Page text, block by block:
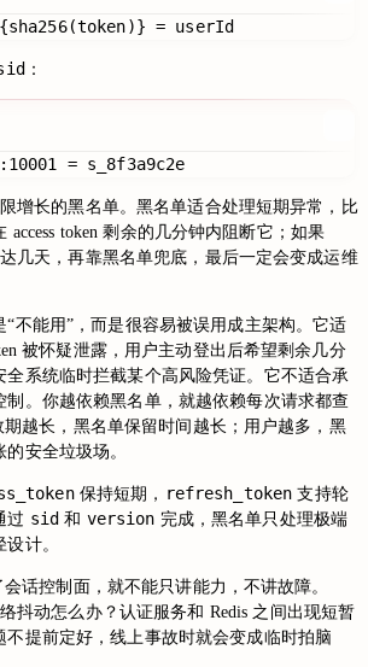
：
增长的黑名单。黑名单适合处理短期异常，比
access token 剩余的几分钟内阻断它；如果
几天，再靠黑名单兜底，最后一定会变成运维
不能用”，而是很容易被误用成主架构。它适
被怀疑泄露，用户主动登出后希望剩余几分
全系统临时拦截某个高风险凭证。它不适合承
制。你越依赖黑名单，就越依赖每次请求都查
期越长，黑名单保留时间越长；用户越多，黑
安全垃圾场。
保持短期， refresh_token 支持轮
过 sid 和 version 完成，黑名单只处理极端
计。
会话控制面，就不能只讲能力，不讲故障。
抖动怎么办？认证服务和 Redis 之间出现短暂
不提前定好，线上事故时就会变成临时拍脑